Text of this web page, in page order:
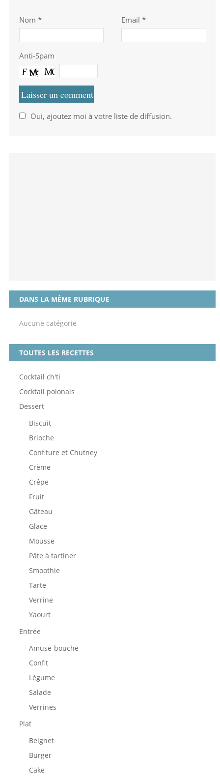
Nom * Email *
Anti-Spam
Oui, ajoutez moi à votre liste de diffusion.
DANS LA MÊME RUBRIQUE
Aucune catégorie
TOUTES LES RECETTES
Cocktail ch'ti
Cocktail polonais
Dessert
Biscuit
Brioche
Confiture et Chutney
Crème
Crêpe
Fruit
Gâteau
Glace
Mousse
Pâte à tartiner
Smoothie
Tarte
Verrine
Yaourt
Entrée
Amuse-bouche
Confit
Légume
Salade
Verrines
Plat
Beignet
Burger
Cake